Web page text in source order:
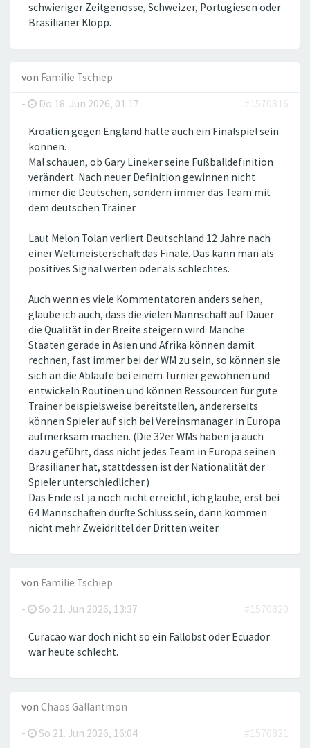
schwieriger Zeitgenosse, Schweizer, Portugiesen oder
Brasilianer Klopp.
von Familie Tschiep
-
Do 18. Jun 2026, 01:17 #1570816
Kroatien gegen England hätte auch ein Finalspiel sein
können.
Mal schauen, ob Gary Lineker seine Fußballdefinition
verändert. Nach neuer Definition gewinnen nicht
immer die Deutschen, sondern immer das Team mit
dem deutschen Trainer.
Laut Melon Tolan verliert Deutschland 12 Jahre nach
einer Weltmeisterschaft das Finale. Das kann man als
positives Signal werten oder als schlechtes.
Auch wenn es viele Kommentatoren anders sehen,
glaube ich auch, dass die vielen Mannschaft auf Dauer
die Qualität in der Breite steigern wird. Manche
Staaten gerade in Asien und Afrika können damit
rechnen, fast immer bei der WM zu sein, so können sie
sich an die Abläufe bei einem Turnier gewöhnen und
entwickeln Routinen und können Ressourcen für gute
Trainer beispielsweise bereitstellen, andererseits
können Spieler auf sich bei Vereinsmanager in Europa
aufmerksam machen. (Die 32er WMs haben ja auch
dazu geführt, dass nicht jedes Team in Europa seinen
Brasilianer hat, stattdessen ist der Nationalität der
Spieler unterschiedlicher.)
Das Ende ist ja noch nicht erreicht, ich glaube, erst bei
64 Mannschaften dürfte Schluss sein, dann kommen
nicht mehr Zweidrittel der Dritten weiter.
von Familie Tschiep
-
So 21. Jun 2026, 13:37 #1570820
Curacao war doch nicht so ein Fallobst oder Ecuador
war heute schlecht.
von Chaos Gallantmon
-
So 21. Jun 2026, 16:04 #1570821